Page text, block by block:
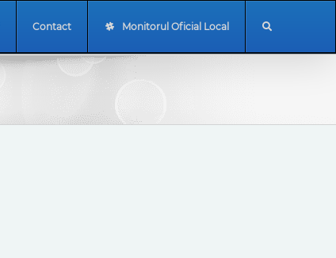
Contact Monitorul Oficial Local